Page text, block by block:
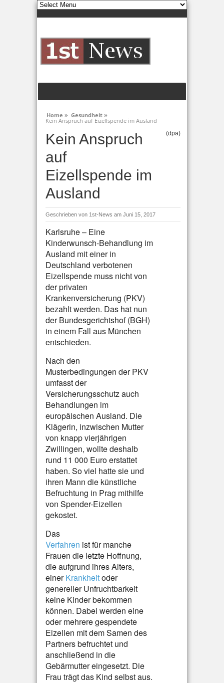
Home » Gesundheit »
Kein Anspruch auf Eizellspende im Ausland
Kein Anspruch
auf
Eizellspende im
Ausland
(dpa)
Geschrieben von 1st-News am Juni 15, 2017
Karlsruhe – Eine
Kinderwunsch-Behandlung im
Ausland mit einer in
Deutschland verbotenen
Eizellspende muss nicht von
der privaten
Krankenversicherung (PKV)
bezahlt werden. Das hat nun
der Bundesgerichtshof (BGH)
in einem Fall aus München
entschieden.
Nach den
Musterbedingungen der PKV
umfasst der
Versicherungsschutz auch
Behandlungen im
europäischen Ausland. Die
Klägerin, inzwischen Mutter
von knapp vierjährigen
Zwillingen, wollte deshalb
rund 11 000 Euro erstattet
haben. So viel hatte sie und
ihren Mann die künstliche
Befruchtung in Prag mithilfe
von Spender-Eizellen
gekostet.
Das
Verfahren ist für manche
Frauen die letzte Hoffnung,
die aufgrund ihres Alters,
einerKrankheitoder
genereller Unfruchtbarkeit
keine Kinder bekommen
können. Dabei werden eine
oder mehrere gespendete
Eizellen mit dem Samen des
Partners befruchtet und
anschließend in die
Gebärmutter eingesetzt. Die
Frau trägt das Kind selbst aus.